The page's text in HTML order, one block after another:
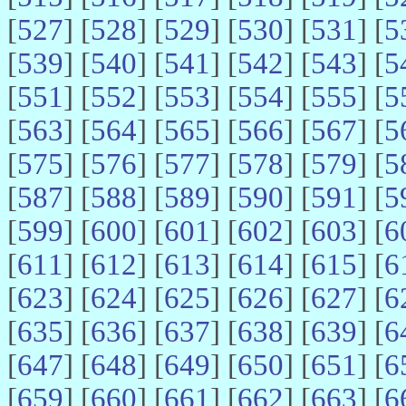
[527] [528] [529] [530] [531] [
[539] [540] [541] [542] [543] [
[551] [552] [553] [554] [555] [
[563] [564] [565] [566] [567] [
[575] [576] [577] [578] [579] [
[587] [588] [589] [590] [591] [
[599] [600] [601] [602] [603] [
[611] [612] [613] [614] [615] [
[623] [624] [625] [626] [627] [
[635] [636] [637] [638] [639] [
[647] [648] [649] [650] [651] [
[659] [660] [661] [662] [663] [